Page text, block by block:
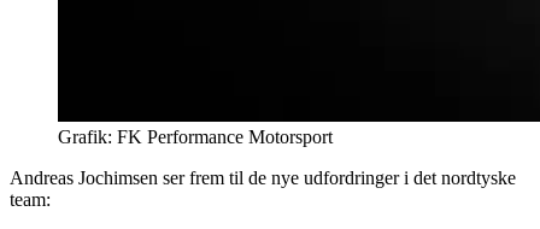
Grafik: FK Performance Motorsport
Andreas Jochimsen ser frem til de nye udfordringer i det nordtyske
team: